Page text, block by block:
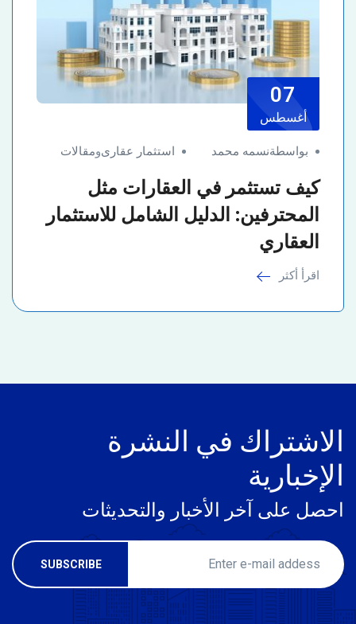
07
أغسطس
بواسطةنسمه محمد استثمار عقارىومقالات
كيف تستثمر في العقارات مثل
المحترفين: الدليل الشامل للاستثمار
العقاري
اقرأ أكثر
الاشتراك في النشرة
الإخبارية
احصل على آخر الأخبار والتحديثات